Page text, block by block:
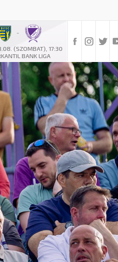
-
(SZOMBAT), 17:30
BANK LIGA